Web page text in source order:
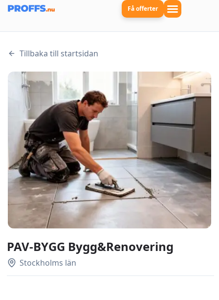
Få offerter
Tillbaka till startsidan
PAV-BYGG Bygg&Renovering
Stockholms län